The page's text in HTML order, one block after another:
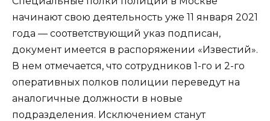
начинают свою деятельность уже 11 января 2021
года — соответствующий указ подписан,
документ имеется в распоряжении «Известий».
В нем отмечается, что сотрудников 1-го и 2-го
оперативных полков полиции переведут на
аналогичные должности в новые
подразделения. Исключением станут